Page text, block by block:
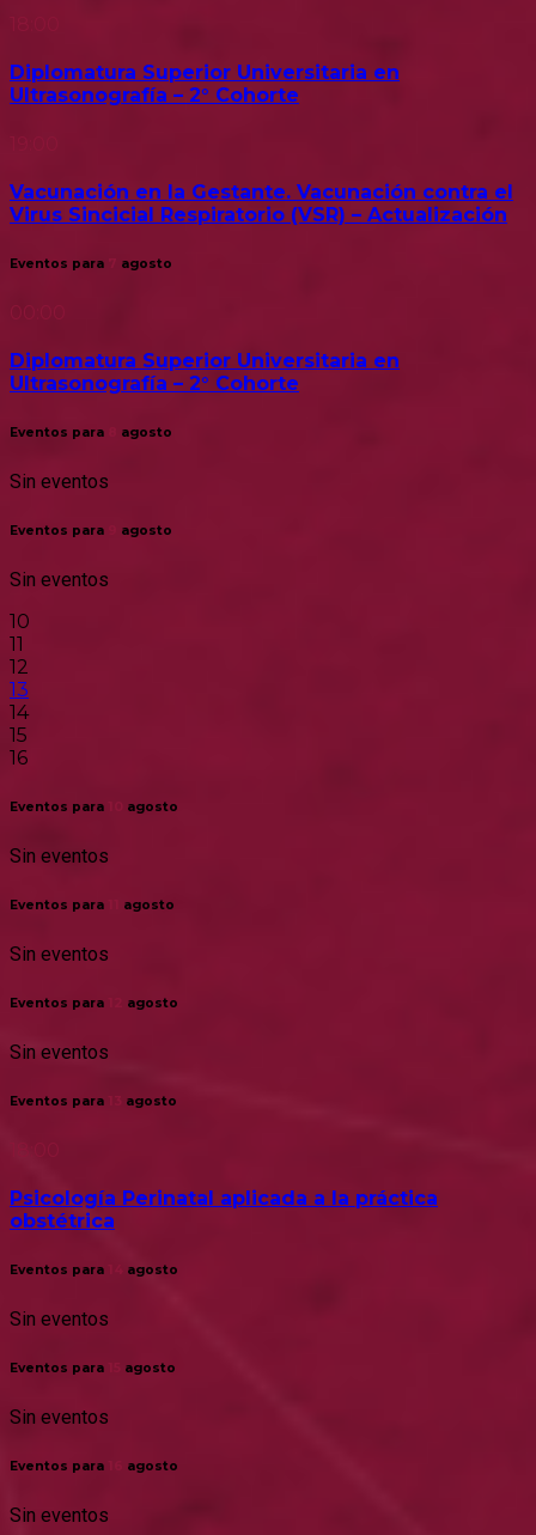
Diplomatura Superior Universitaria en
Ultrasonografía – 2° Cohorte
Vacunación en la Gestante. Vacunación contra el
Virus Sincicial Respiratorio (VSR) – Actualización
Eventos para agosto
00:00
Diplomatura Superior Universitaria en
Ultrasonografía – 2° Cohorte
Eventos para agosto
Sin eventos
Eventos para agosto
Sin eventos
10
11
12
13
14
15
16
Eventos para agosto
Sin eventos
Eventos para agosto
Sin eventos
Eventos para agosto
Sin eventos
Eventos para agosto
Psicología Perinatal aplicada a la práctica
obstétrica
Eventos para agosto
Sin eventos
Eventos para agosto
Sin eventos
Eventos para agosto
Sin eventos